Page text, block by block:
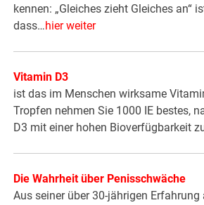
kennen: „Gleiches zieht Gleiches an“
dass…hier weiter
Vitamin D3
ist das im Menschen wirksame
Tropfen nehmen Sie 1000 IE bestes,
D3 mit einer hohen Bioverfügbarkeit
Die Wahrheit über Penisschwäche
Aus seiner über 30-jährigen